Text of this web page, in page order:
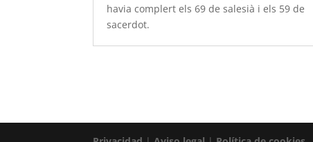
havia complert els 69 de salesià i els 59 de
sacerdot.